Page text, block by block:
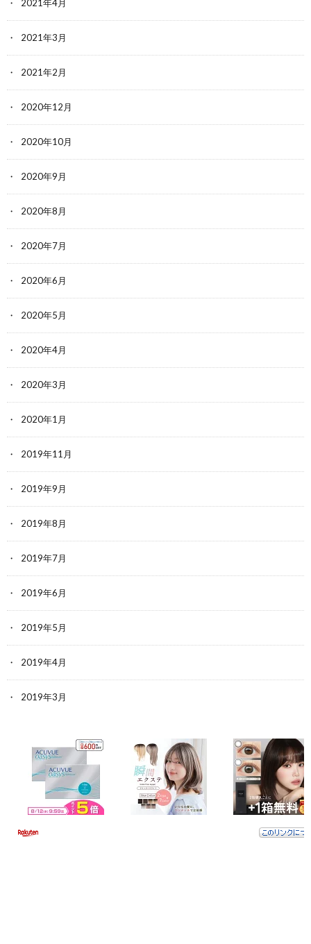
2021年4月
2021年3月
2021年2月
2020年12月
2020年10月
2020年9月
2020年8月
2020年7月
2020年6月
2020年5月
2020年4月
2020年3月
2020年1月
2019年11月
2019年9月
2019年8月
2019年7月
2019年6月
2019年5月
2019年4月
2019年3月